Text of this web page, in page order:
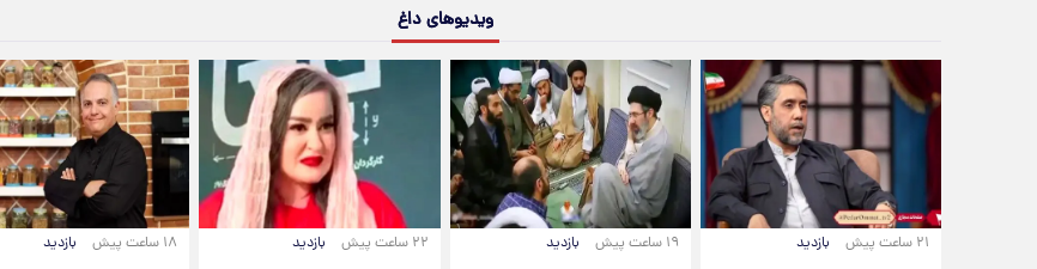
ویدیوهای داغ
۲۱ ساعت پیش بازدید ۱۹ ساعت پیش بازدید ۲۲ ساعت پیش بازدید ۱۸ ساعت پیش بازدید